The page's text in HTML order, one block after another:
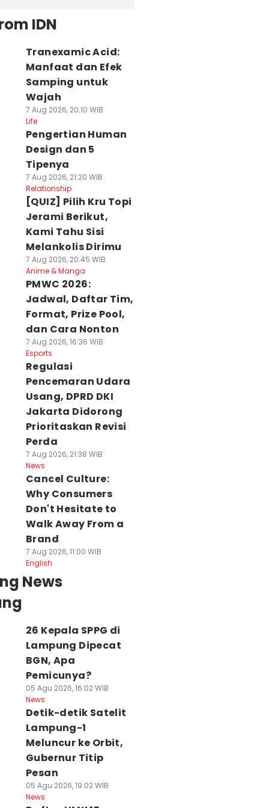
Wawan Tohir
Didikan
dan Bunga
Pimpin PRI
Agu 2026, 09:01 WIB
Emas Lampung 7
Agustus 2026,
Tren Menguat
News
IDN
Tranexamic Acid:
Manfaat dan Efek
Samping untuk
Wajah
7 Aug 2026, 20:10 WIB
Life
Pengertian Human
Design dan 5
Tipenya
7 Aug 2026, 21:20 WIB
Relationship
[QUIZ] Pilih Kru Topi
Jerami Berikut,
Kami Tahu Sisi
Melankolis Dirimu
7 Aug 2026, 20:45 WIB
Anime & Manga
PMWC 2026:
Jadwal, Daftar Tim,
Format, Prize Pool,
dan Cara Nonton
7 Aug 2026, 16:36 WIB
Esports
Regulasi
Pencemaran Udara
Usang, DPRD DKI
Jakarta Didorong
Prioritaskan Revisi
Perda
7 Aug 2026, 21:38 WIB
News
Cancel Culture:
Why Consumers
Don't Hesitate to
Walk Away From a
Brand
7 Aug 2026, 11:00 WIB
English
News
26 Kepala SPPG di
Lampung Dipecat
BGN, Apa
Pemicunya?
05 Agu 2026, 16:02 WIB
News
Detik-detik Satelit
Lampung-1
Meluncur ke Orbit,
Gubernur Titip
Pesan
05 Agu 2026, 19:02 WIB
News